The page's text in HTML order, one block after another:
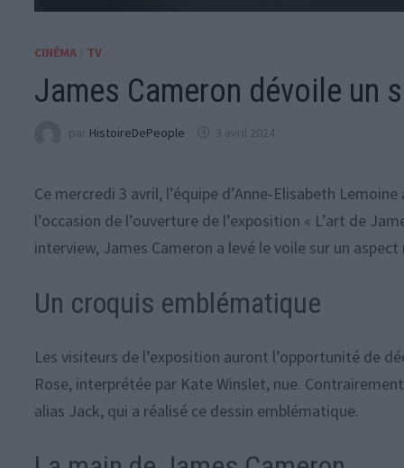
CINÉMA TV
James Cameron dévoile un
par HistoireDePeople 3 avril 2024
Ce mercredi 3 avril, l’équipe d’Anne-Elisabeth
l’occasion de l’ouverture de l’exposition « L’art de
interview, James Cameron a levé le voile sur un
Un croquis emblématique
Les visiteurs de l’exposition auront l’opportunité de
Rose, interprétée par Kate Winslet, nue.
alias Jack, qui a réalisé ce dessin emblématique.